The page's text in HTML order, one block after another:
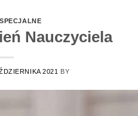
Nauczyciela
2021 BY